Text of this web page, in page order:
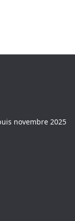
novembre 2025